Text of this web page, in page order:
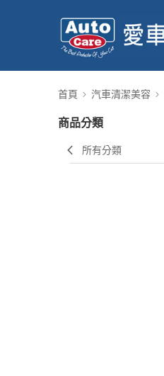
首頁 汽車清潔美容
商品分類
所有分類